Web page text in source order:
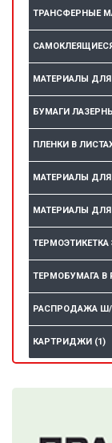
ТРАНСФЕРНЫЕ
МАТЕРИАЛЫ
БУМАГИ
ПЛЕНКИ В
МАТЕРИАЛЫ
МАТЕРИАЛЫ
ТЕРМОЭТИКЕТКА
ТЕРМОБУМАГА В
РАСПРОДАЖА
КАРТРИДЖИ (1)